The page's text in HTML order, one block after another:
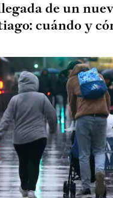
de un
cuándo y